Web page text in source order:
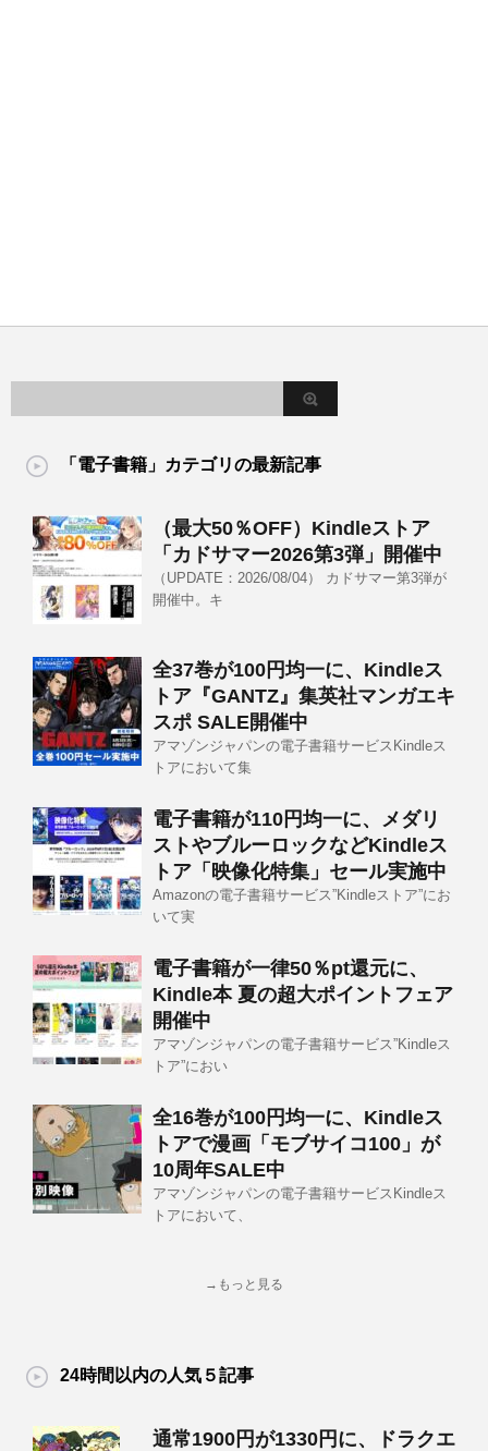
「電子書籍」カテゴリの最新記事
（最大50％OFF）Kindleストア
「カドサマー2026第3弾」開催中
（UPDATE：2026/08/04） カドサマー第3弾が
開催中。キ
全37巻が100円均一に、Kindleス
トア『GANTZ』集英社マンガエキ
スポ SALE開催中
アマゾンジャパンの電子書籍サービスKindleス
トアにおいて集
電子書籍が110円均一に、メダリ
ストやブルーロックなどKindleス
トア「映像化特集」セール実施中
Amazonの電子書籍サービス”Kindleストア”にお
いて実
電子書籍が一律50％pt還元に、
Kindle本 夏の超大ポイントフェア
開催中
アマゾンジャパンの電子書籍サービス”Kindleス
トア”におい
全16巻が100円均一に、Kindleス
トアで漫画「モブサイコ100」が
10周年SALE中
アマゾンジャパンの電子書籍サービスKindleス
トアにおいて、
→もっと見る
24時間以内の人気５記事
通常1900円が1330円に、ドラクエ